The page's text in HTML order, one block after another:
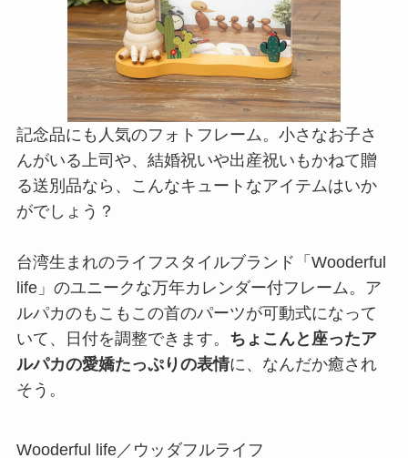
記念品にも人気のフォトフレーム。小さなお子さ
んがいる上司や、結婚祝いや出産祝いもかねて贈
る送別品なら、こんなキュートなアイテムはいか
がでしょう？
台湾生まれのライフスタイルブランド「Wooderful
life」のユニークな万年カレンダー付フレーム。ア
ルパカのもこもこの首のパーツが可動式になって
いて、日付を調整できます。 ちょこんと座ったア
ルパカの愛嬌たっぷりの表情に、なんだか癒され
そう。
Wooderful life／ウッダフルライフ